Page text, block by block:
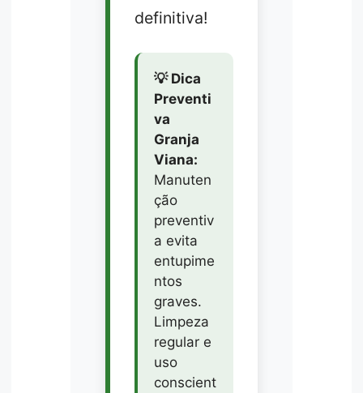
definitiva!
💡 Dica
Preventi
va
Granja
Viana:
Manuten
ção
preventiv
a evita
entupime
ntos
graves.
Limpeza
regular e
uso
conscient